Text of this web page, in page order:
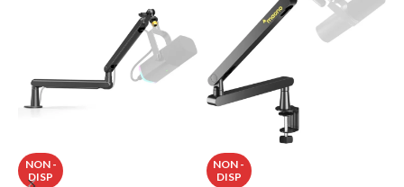
NON -
DISP
NON -
DISP